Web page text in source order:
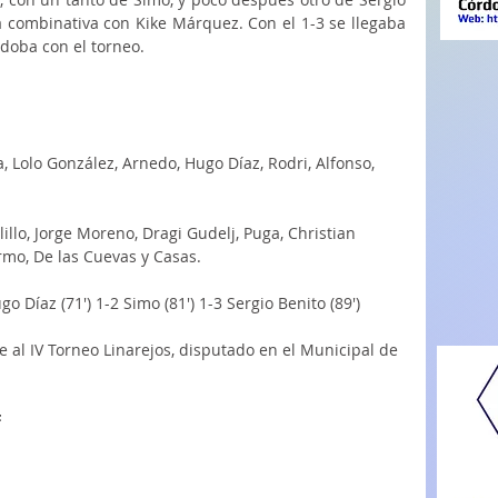
con Kike Márquez. Con el 1-3 se llegaba
con el torneo.
Lolo González, Arnedo, Hugo Díaz, Rodri, Alfonso,
Jorge Moreno, Dragi Gudelj, Puga, Christian
De las Cuevas y Casas.
Díaz (71') 1-2 Simo (81') 1-3 Sergio Benito (89')
al IV Torneo Linarejos, disputado en el Municipal de